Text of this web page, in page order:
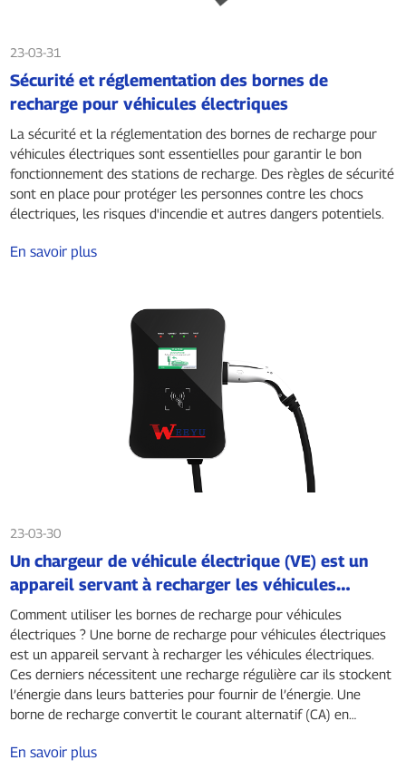
23-03-31
Sécurité et réglementation des bornes de
recharge pour véhicules électriques
La sécurité et la réglementation des bornes de recharge pour
véhicules électriques sont essentielles pour garantir le bon
fonctionnement des stations de recharge. Des règles de sécurité
sont en place pour protéger les personnes contre les chocs
électriques, les risques d'incendie et autres dangers potentiels.
En savoir plus
23-03-30
Un chargeur de véhicule électrique (VE) est un
appareil servant à recharger les véhicules
électriques. Ces derniers nécessitent une
recharge régulière car ils stockent l'énergie dans
des batteries pour fournir de l'énergie. Un
chargeur de VE convertit le courant alternatif
(CA) en courant continu (CC)...
Comment utiliser les bornes de recharge pour véhicules
électriques ? Une borne de recharge pour véhicules électriques
est un appareil servant à recharger les véhicules électriques.
Ces derniers nécessitent une recharge régulière car ils stockent
l’énergie dans leurs batteries pour fournir de l’énergie. Une
borne de recharge convertit le courant alternatif (CA) en
électrique…
En savoir plus